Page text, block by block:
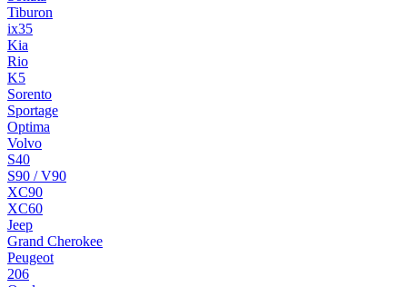
Tiburon
ix35
Kia
Rio
K5
Sorento
Sportage
Optima
Volvo
S40
S90 / V90
XC90
XC60
Jeep
Grand Cherokee
Peugeot
206